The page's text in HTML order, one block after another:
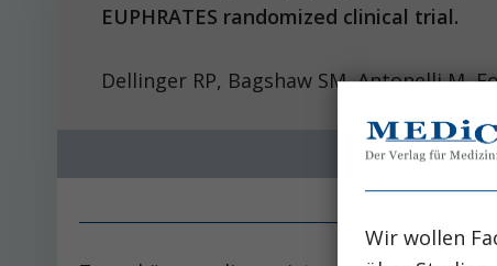
EUPHRATES randomized clinical trial.
Dellinger RP, Bagshaw SM, Antonelli M,
Wir wollen